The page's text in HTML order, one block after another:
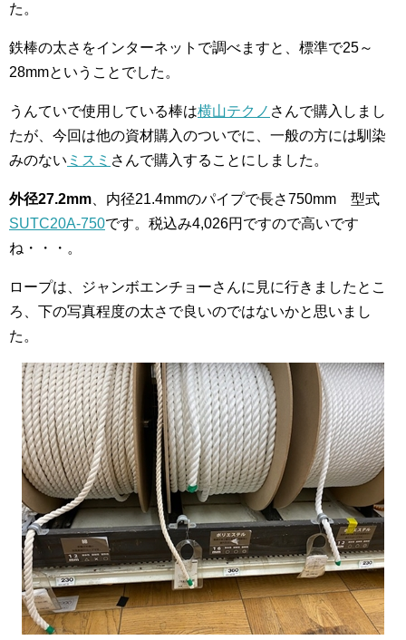
た。
鉄棒の太さをインターネットで調べますと、標準で25～
28mmということでした。
うんていで使用している棒は横山テクノ さんで購入しまし
たが、今回は他の資材購入のついでに、一般の方には馴染
みのない ミスミ さんで購入することにしました。
外径27.2mm 、内径21.4mmのパイプで長さ750mm 型式
SUTC20A-750です。税込み4,026円ですので高いです
ね・・・。
ロープは、ジャンボエンチョーさんに見に行きましたとこ
ろ、下の写真程度の太さで良いのではないかと思いまし
た。